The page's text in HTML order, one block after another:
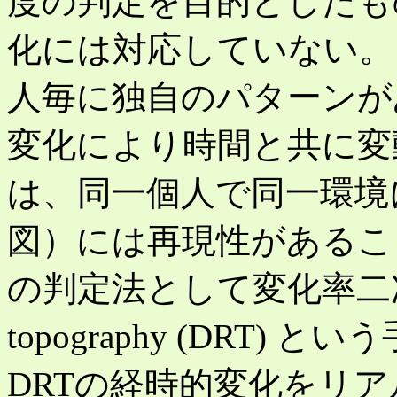
化には対応していない
人毎に独自のパターン
変化により時間と共に
は、同一個人で同一環
図）には再現性がある
の判定法として変化率
topography (DRT) とい
DRTの経時的変化をリ